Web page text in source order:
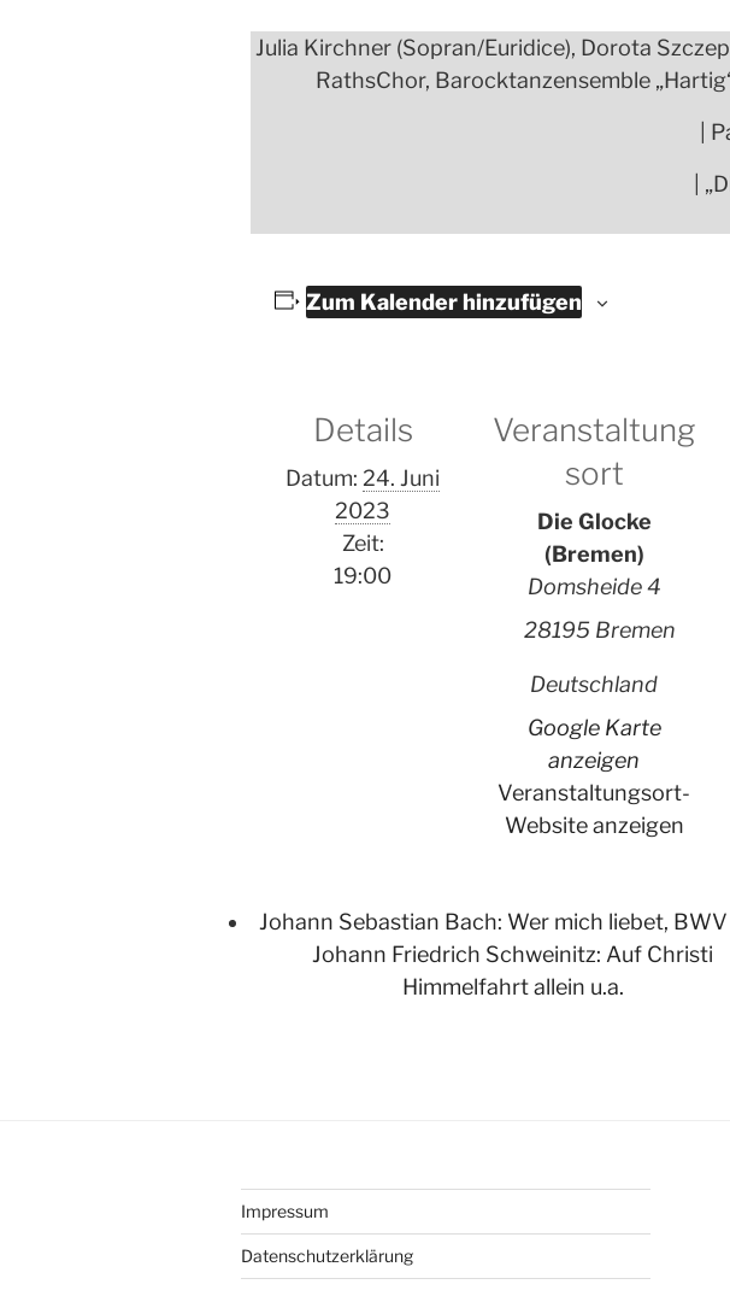
Julia Kirchner (Sopran/Euridice), Dorota
RathsChor, Barocktanzensemble
|
|
Zum Kalender hinzufügen
Details
Datum: 24. Juni
2023
Zeit:
19:00
Veranstaltung
sort
Die Glocke
(Bremen)
Domsheide 4
28195 Bremen
Deutschland
Google Karte
anzeigen
Veranstaltungsort-
Website anzeigen
Johann Sebastian Bach: Wer mich liebet,
Johann Friedrich Schweinitz: Auf Christi
Himmelfahrt allein u.a.
Impressum
Datenschutzerklärung